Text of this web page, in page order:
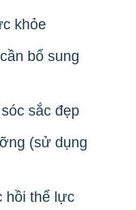
khỏe
bổ sung
sắc đẹp
(sử dụng
hồi thể lực